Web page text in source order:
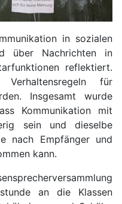
in sozialen
über Nachrichten in
reflektiert.
für
Insgesamt wurde
Kommunikation mit
sein und dieselbe
nach Empfänger und
kann.
an die Klassen